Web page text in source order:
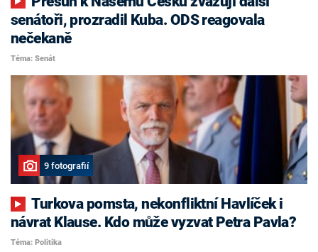
senátoři, prozradil Kuba. ODS reagovala
nečekaně
Téma: Senát
9 fotografií
Turkova pomsta, nekonfliktní Havlíček i
návrat Klause. Kdo může vyzvat Petra Pavla?
Téma: Politika